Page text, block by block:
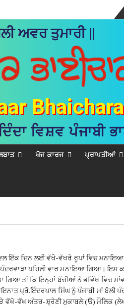
ਅਵਰ ਤੁਮਾਰੀ ||
Bhaichara
ਵਿਸ਼ਵ ਪੰਜਾਬੀ
ਖੋਜ ਕਾਰਜ ਪ੍ਰਾਪਤੀਆਂ
ਇੱਕ ਦਿਨ ਲਈ ਵੱਖੋ-ਵੱਖਰੇ ਰੂਪਾਂ ਵਿਚ ਮਨਾਇਆ
ਪੰਦਰਵਾੜਾ ਪਹਿਲੀ ਵਾਰ ਮਨਾਇਆ ਗਿਆ।
ਗਿਆ ਤਾਂ ਕਿ ਇਨ੍ਹਾਂ ਬੱਚੀਆਂ ਨੇ ਭਵਿੱਖ ਵਿਚ
ਪ੍ਰੋ.ਇੰਦਰਪਾਲ ਸਿੰਘ ਨੂੰ ਪੰਜਾਬੀ ਮਾਂ ਬੋਲੀ
ਵੱਖੋ-ਵੱਖ ਅੰਤਰ-ਸ਼੍ਰੇਣੀ ਮੁਕਾਬਲੇ (ੳ) ਮੌਲਿਕ